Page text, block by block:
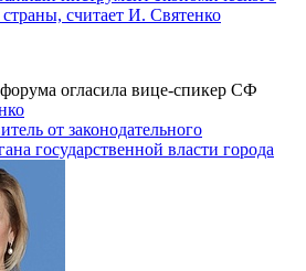
страны, считает И. Святенко
огласила вице-спикер СФ
от законодательного
государственной власти города